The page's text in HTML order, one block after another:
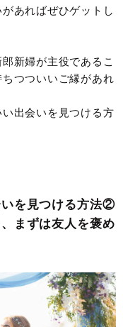
あればぜひゲットし
新婦が主役であるこ
つついいご縁があれ
出会いを見つける方
いを見つける方法②
まずは友人を褒め